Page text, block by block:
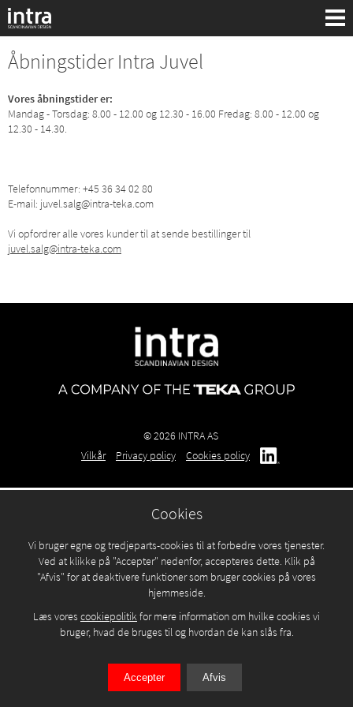
Åbningstider Intra Juvel
Vores åbningstider er:
Mandag - Torsdag: 8.00 - 12.00 og 12.30 - 16.00 Fredag: 8.00 - 12.00 og
12.30 - 14.30.
Telefonnummer: +45 36 34 02 80
E-mail: juvel.salg@intra-teka.com
Vi opfordrer alle vores kunder til at sende bestillinger til
juvel.salg@intra-teka.com
© 2026 INTRA AS
Vilkår
Privacy policy Cookies policy
Cookies
Vi bruger egne og tredjeparts-cookies til at forbedre vores tjenester.
Ved at klikke på "Accepter" nedenfor, accepteres dette. Klik på
"Afvis" for at deaktivere funktioner som bruger cookies på vores
hjemmeside.
Læs vores cookiepolitik for mere information om hvilke cookies vi
bruger, hvad de bruges til og hvordan de kan slås fra.
Accepter Afvis